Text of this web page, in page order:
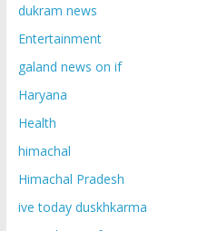
dukram news
Entertainment
galand news on if
Haryana
Health
himachal
Himachal Pradesh
ive today duskhkarma